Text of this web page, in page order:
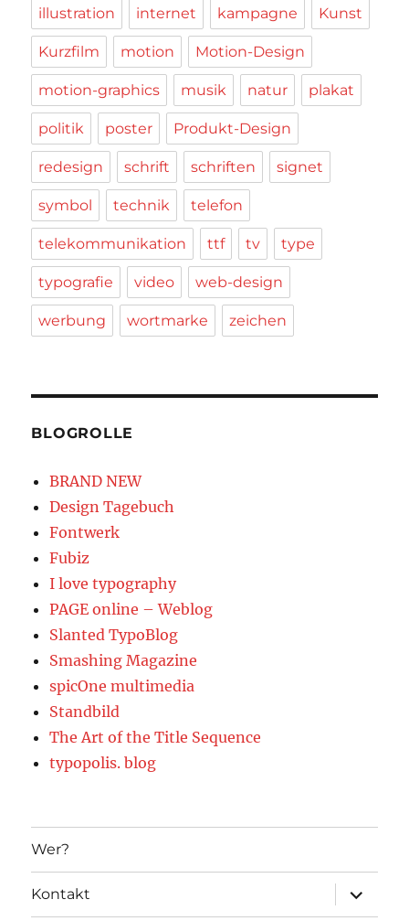
illustration internet kampagne Kunst
Kurzfilm motion Motion-Design
motion-graphics musik natur plakat
politik poster Produkt-Design
redesign schrift schriften signet
symbol technik telefon
telekommunikation ttf tv type
typografie video web-design
werbung wortmarke zeichen
BLOGROLLE
BRAND NEW
Design Tagebuch
Fontwerk
Fubiz
I love typography
PAGE online – Weblog
Slanted TypoBlog
Smashing Magazine
spicOne multimedia
Standbild
The Art of the Title Sequence
typopolis. blog
Wer?
Kontakt
öffnen